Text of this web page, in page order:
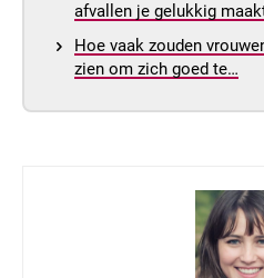
afvallen je gelukkig
Hoe vaak zouden
zien om zich goed te…